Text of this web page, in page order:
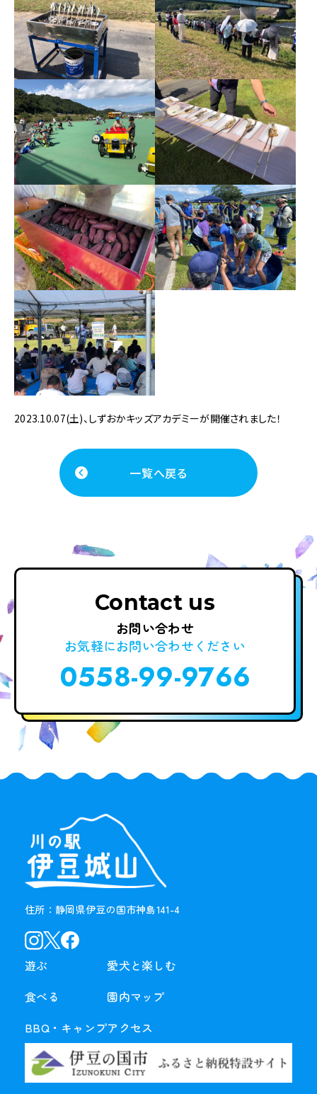
2023.10.07(土)、しずおかキッズアカデミーが開催されました！
一覧へ戻る
Contact us
お問い合わせ
お気軽にお問い合わせください
0558-99-9766
住所：静岡県伊豆の国市神島141-4
遊ぶ
食べる
BBQ・ キャンプ
愛犬と楽しむ
園内マップ
アクセス